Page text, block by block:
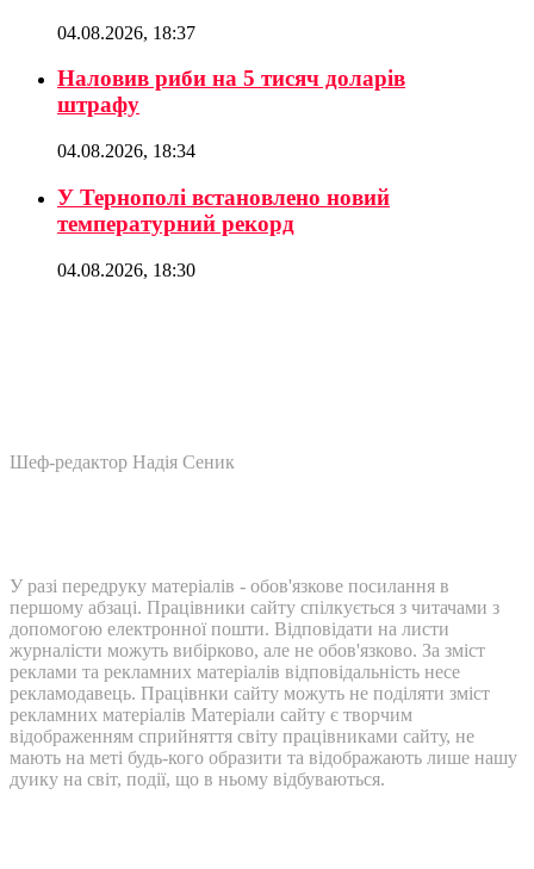
04.08.2026, 18:37
Наловив риби на 5 тисяч доларів
штрафу
04.08.2026, 18:34
У Тернополі встановлено новий
температурний рекорд
04.08.2026, 18:30
Шеф-редактор Надія Сеник
У разі передруку матеріалів - обов'язкове посилання в
першому абзаці. Працівники сайту спілкується з читачами з
допомогою електронної пошти. Відповідати на листи
журналісти можуть вибірково, але не обов'язково. За зміст
реклами та рекламних матеріалів відповідальність несе
рекламодавець. Працівнки сайту можуть не поділяти зміст
рекламних матеріалів Матеріали сайту є творчим
відображенням сприйняття світу працівниками сайту, не
мають на меті будь-кого образити та відображають лише нашу
дуику на світ, події, що в ньому відбуваються.